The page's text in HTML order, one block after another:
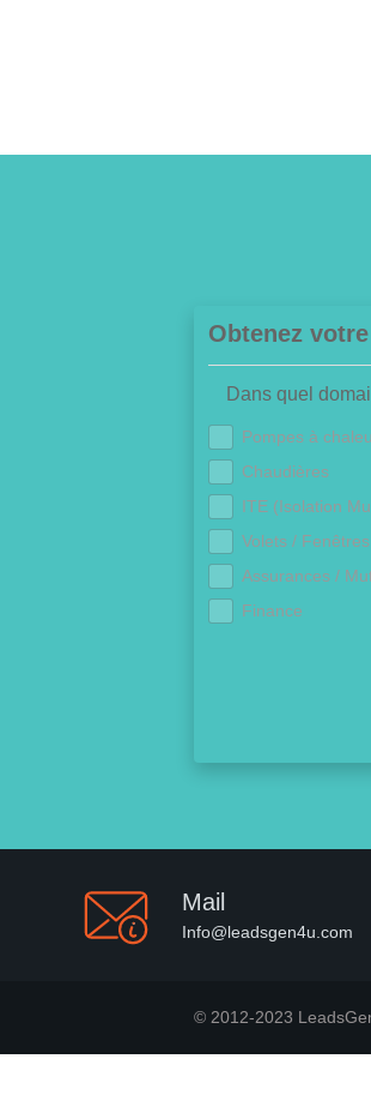
Obtenez
Dans quel
Pompes à
Chaudières
ITE (Isolation
Volets / Fenêtres
Assurances /
Finance
Mail
Info@leadsgen4u.com
© 2012-2023